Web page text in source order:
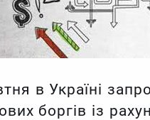
в Україні
боргів із